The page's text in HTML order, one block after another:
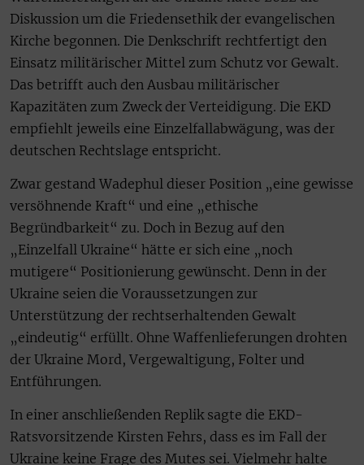
Diskussion um die Friedensethik der evangelischen
Kirche begonnen. Die Denkschrift rechtfertigt den
Einsatz militärischer Mittel zum Schutz vor Gewalt.
Das betrifft auch den Ausbau militärischer
Kapazitäten zum Zweck der Verteidigung. Die EKD
empfiehlt jeweils eine Einzelfallabwägung, was der
deutschen Rechtslage entspricht.
Zwar gestand Wadephul dieser Position „eine gewisse
versöhnende Kraft“ und eine „ethische
Begründbarkeit“ zu. Doch in Bezug auf den
„Einzelfall Ukraine“ hätte er sich eine „noch
mutigere“ Positionierung gewünscht. Denn in der
Ukraine seien die Voraussetzungen zur
Unterstützung der rechtserhaltenden Gewalt
„eindeutig“ erfüllt. Ohne Waffenlieferungen drohten
der Ukraine Mord, Vergewaltigung, Folter und
Entführungen.
In einer anschließenden Replik sagte die EKD-
Ratsvorsitzende Kirsten Fehrs, dass es im Fall der
Ukraine keine Frage des Mutes sei. Vielmehr halte